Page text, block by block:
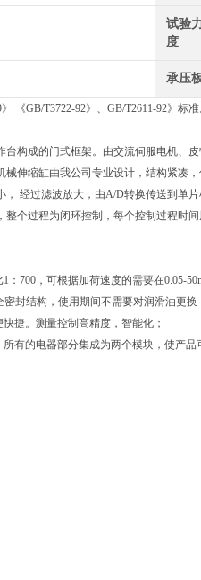
试验
度
承压
《GB/T3722-92》、GB/T2611-92》标
构成的门式框架。由交流伺服电机、
伸缩缸由我公司专业设计，结构紧凑
经过滤波放大，由A/D转换传送到单
个过程为闭环控制，每个控制过程时
700，可根据加荷速度的需要在0.05-
封结构，使用期间不需要对润滑油更换
捷。测量控制高精度，智能化；
有的电器部分集成为两个模块，使产品